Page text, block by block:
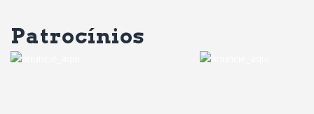
Patrocínios